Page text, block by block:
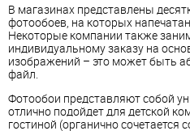
В магазинах представлены
фотообоев, на которых
Некоторые компании также
индивидуальному заказу на
изображений – это может быть
файл.
Фотообои представляют собой
отлично подойдет для детской
гостиной (органично